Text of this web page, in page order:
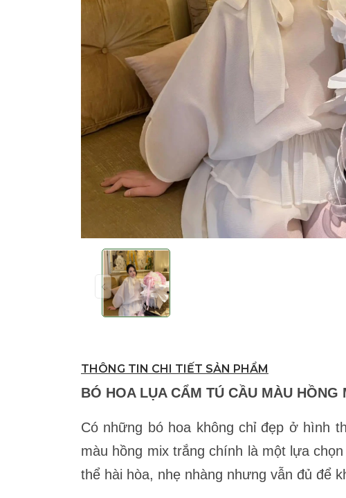
THÔNG TIN CHI TIẾT SẢN PHẨM
BÓ HOA LỤA CẨM TÚ CẦU MÀU
Có những bó hoa không chỉ đẹp ở hình
màu hồng mix trắng chính là một lựa
thể hài hòa, nhẹ nhàng nhưng vẫn đủ để